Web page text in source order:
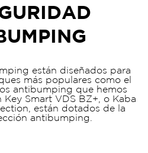
están diseñados para
más populares como el
antibumping que hemos
Smart VDS BZ+, o Kaba
están dotados de la
antibumping.